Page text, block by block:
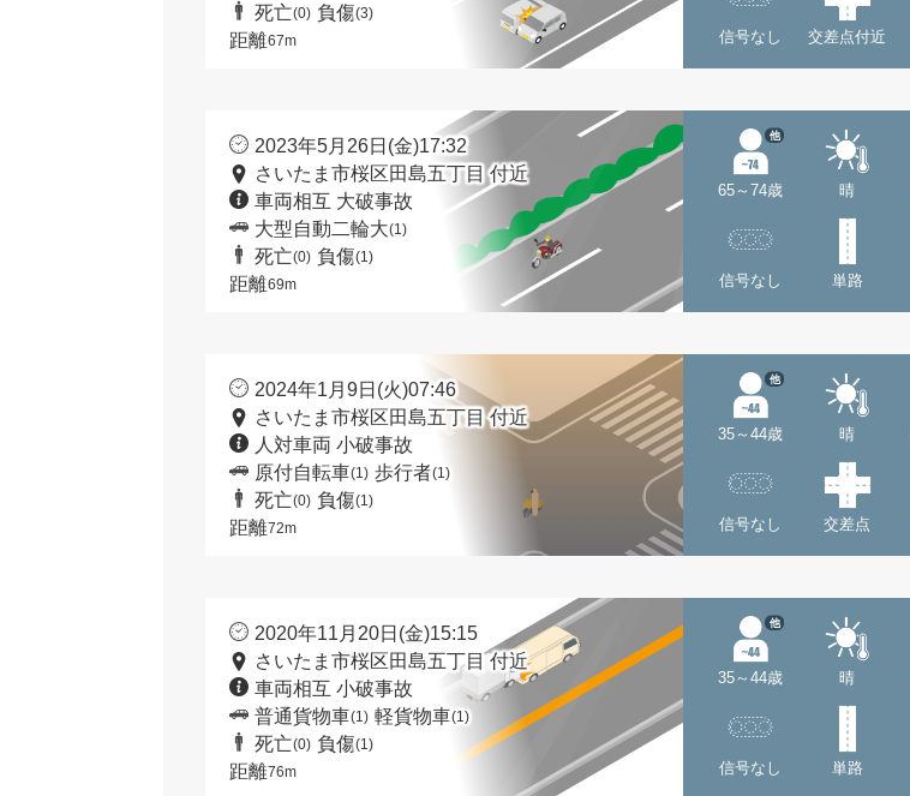
死亡(0) 負傷(3)
距離67m 信号なし 交差点付近
2023年5月26日(金)17:32
さいたま市桜区田島五丁目 付近
車両相互 大破事故
大型自動二輪大(1)
死亡(0) 負傷(1)
距離69m
65～74歳
他
晴
信号なし 単路
2024年1月9日(火)07:46
さいたま市桜区田島五丁目 付近
人対車両 小破事故
原付自転車(1) 歩行者(1)
死亡(0) 負傷(1)
距離72m
35～44歳
他
晴
信号なし 交差点
2020年11月20日(金)15:15
さいたま市桜区田島五丁目 付近
車両相互 小破事故
普通貨物車(1) 軽貨物車(1)
死亡(0) 負傷(1)
距離76m
35～44歳
他
晴
信号なし 単路